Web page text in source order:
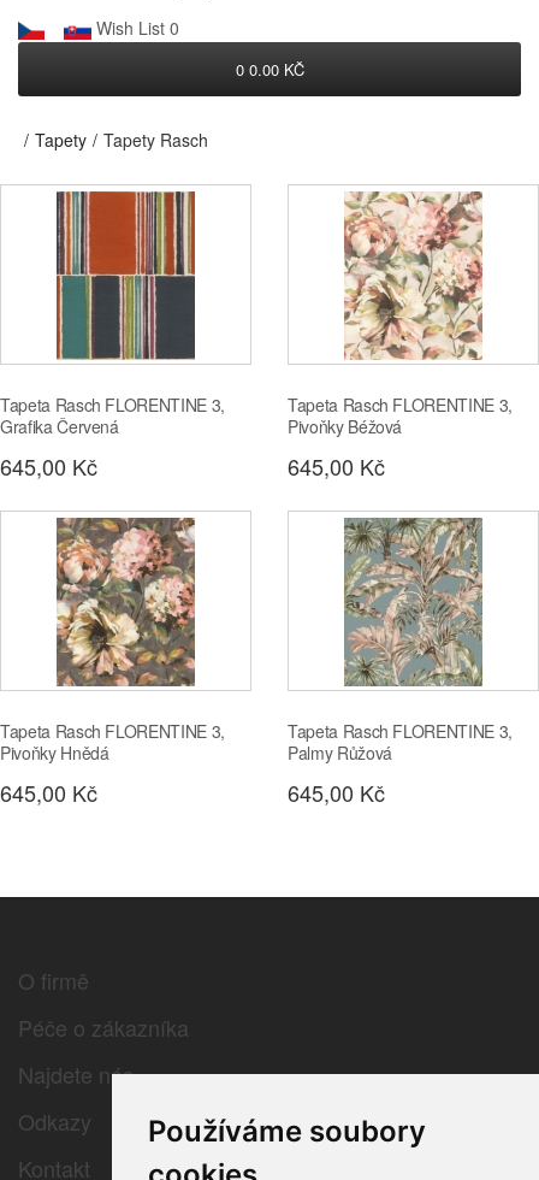
Používáme soubory
Wish List 0
0 0.00 KČ
Tapety Tapety Rasch
Tapeta Rasch FLORENTINE 3,
Grafika Červená
645,00 Kč
Tapeta Rasch FLORENTINE 3,
Pivoňky Béžová
645,00 Kč
Tapeta Rasch FLORENTINE 3,
Pivoňky Hnědá
645,00 Kč
Tapeta Rasch FLORENTINE 3,
Palmy Růžová
645,00 Kč
O firmě
Péče o zákazníka
Najdete nás
Odkazy
Kontakt